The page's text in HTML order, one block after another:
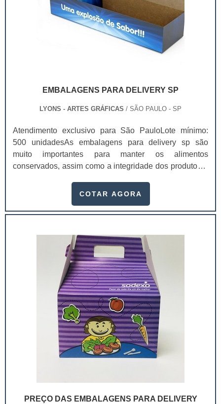
EMBALAGENS PARA DELIVERY SP
LYONS - ARTES GRÁFICAS / SÃO PAULO - SP
Atendimento exclusivo para São PauloLote mínimo:
500 unidadesAs embalagens para delivery sp são
muito importantes para manter os alimentos
conservados, assim como a integridade dos produtos e
locomoção e chegando em perfeito estado para os
diversos setores, como ferramentaria, alimentício,
COTAR AGORA
PREÇO DAS EMBALAGENS PARA DELIVERY